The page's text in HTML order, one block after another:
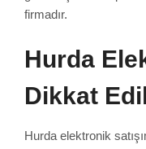
firmadır.
Hurda
Dikkat
Hurda elektronik